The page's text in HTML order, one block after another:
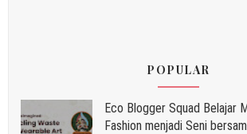
POPULAR
Eco Blogger Squad Belajar
Fashion menjadi Seni